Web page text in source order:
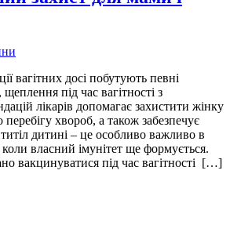
вагітних досі побутують певні
під час вагітності з
лікарів допомагає захистити жінку
перебігу хвороб, а також забезпечує
дитині – це особливо важливо в
коли власний імунітет ще формується.
вакцинуватися під час вагітності […]